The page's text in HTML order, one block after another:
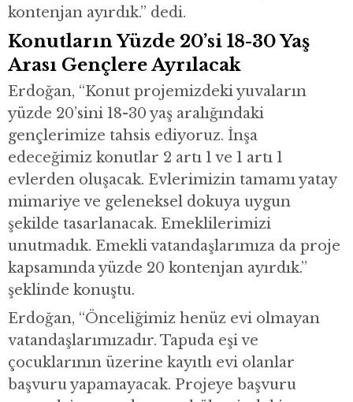
kontenjan ayırdık.” dedi.
Konutların Yüzde 20’si 18-30 Yaş
Arası Gençlere Ayrılacak
Erdoğan, “Konut projemizdeki yuvaların
yüzde 20’sini 18-30 yaş aralığındaki
gençlerimize tahsis ediyoruz. İnşa
edeceğimiz konutlar 2 artı 1 ve 1 artı 1
evlerden oluşacak. Evlerimizin tamamı yatay
mimariye ve geleneksel dokuya uygun
şekilde tasarlanacak. Emeklilerimizi
unutmadık. Emekli vatandaşlarımıza da proje
kapsamında yüzde 20 kontenjan ayırdık.”
şeklinde konuştu.
Erdoğan, “Önceliğimiz henüz evi olmayan
vatandaşlarımızadır. Tapuda eşi ve
çocuklarının üzerine kayıtlı evi olanlar
başvuru yapamayacak. Projeye başvuru